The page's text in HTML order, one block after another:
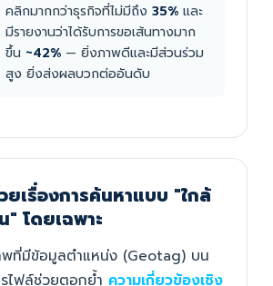
คลิกมากกว่าธุรกิจที่ไม่มีถึง 35% และ
มีรายงานว่าได้รับการขอเส้นทางมาก
ขึ้น ~42% — ยิ่งภาพดีและมีส่วนร่วม
สูง ยิ่งส่งผลบวกต่ออันดับ
ยเรื่องการค้นหาแบบ "ใกล้
" โดยเฉพาะ
พที่มีข้อมูลตำแหน่ง (Geotag) บน
ไฟล์ช่วยตอกย้ำ ความเกี่ยวข้องเชิง